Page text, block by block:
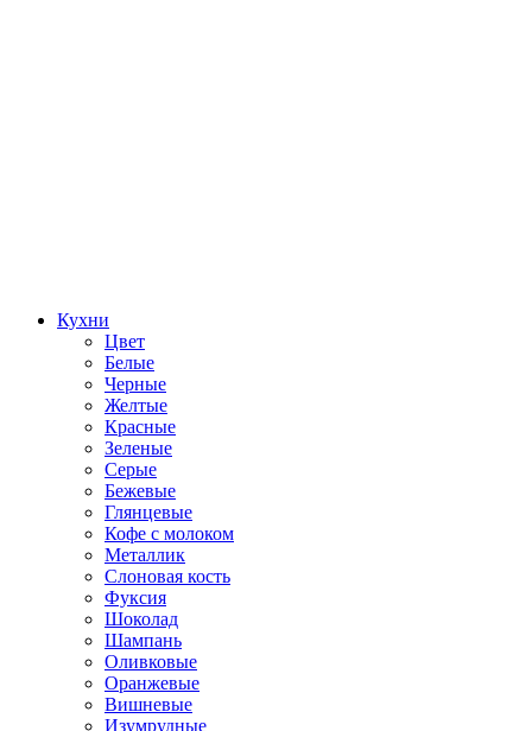
Кухни
Цвет
Белые
Черные
Желтые
Красные
Зеленые
Серые
Бежевые
Глянцевые
Кофе с молоком
Металлик
Слоновая кость
Фуксия
Шоколад
Шампань
Оливковые
Оранжевые
Вишневые
Изумрудные